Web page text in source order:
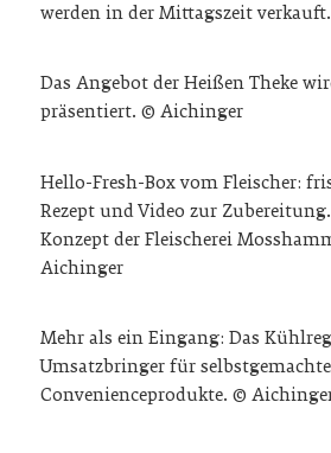
werden in der Mittagszeit
Das Angebot der Heißen Theke
präsentiert. © Aichinger
Hello-Fresh-Box vom Fleischer:
Rezept und Video zur
Konzept der Fleischerei
Aichinger
Mehr als ein Eingang: Das
Umsatzbringer für selbstgemachte
Convenienceprodukte. ©